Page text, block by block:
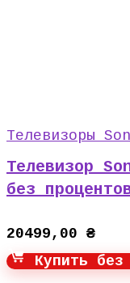
Телевизоры
Телевизор
без
20499,00 ₴
Купить без